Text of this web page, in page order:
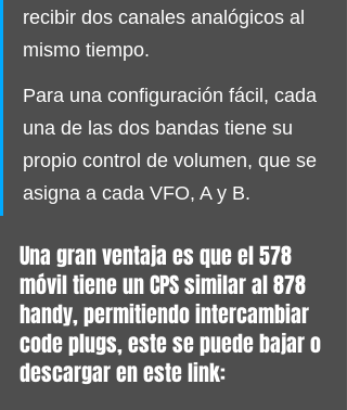
recibir dos canales analógicos al
mismo tiempo.
Para una configuración fácil, cada
una de las dos bandas tiene su
propio control de volumen, que se
asigna a cada VFO, A y B.
Una gran ventaja es que el 578
móvil tiene un CPS similar al 878
handy, permitiendo intercambiar
code plugs, este se puede bajar o
descargar en este link: